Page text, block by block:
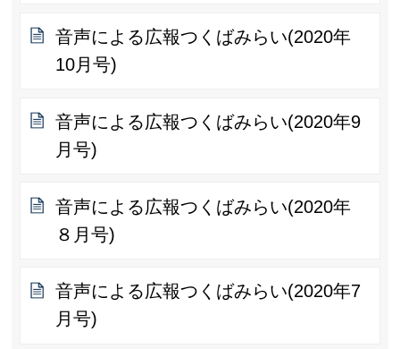
音声による広報つくばみらい(2020年
10月号)
音声による広報つくばみらい(2020年9
月号)
音声による広報つくばみらい(2020年
８月号)
音声による広報つくばみらい(2020年7
月号)